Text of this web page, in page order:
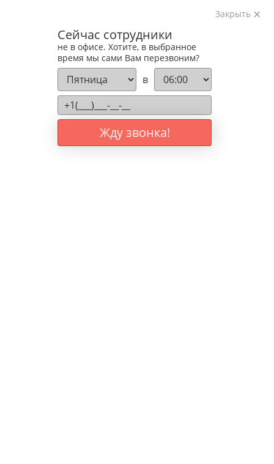
Сейчас сотрудники
не в офисе. Хотите, в выбранное
время мы сами Вам перезвоним?
в
Жду звонка!